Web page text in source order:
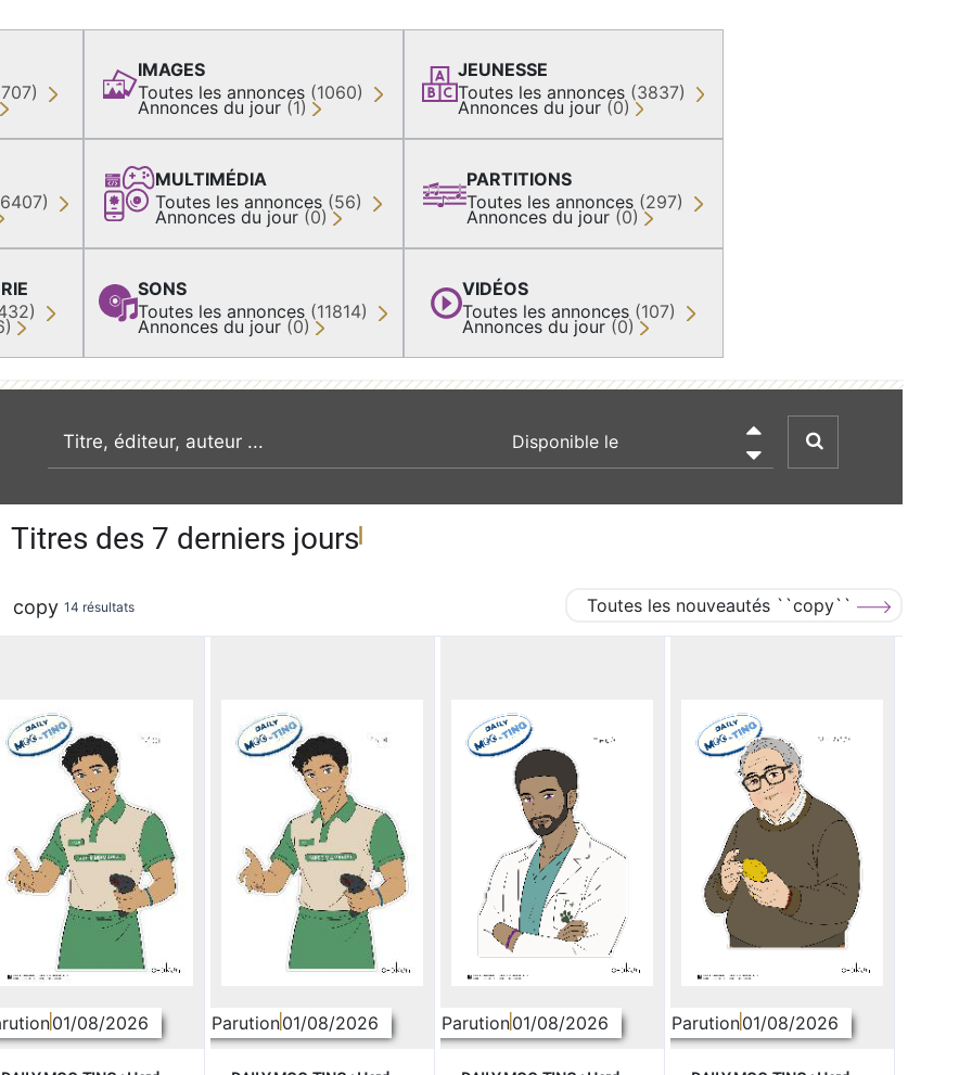
IMAGES
Toutes les annonces (1060)
Annonces du jour (1)
MULTIMÉDIA
Toutes les annonces (56)
Annonces du jour (0)
SONS
Toutes les annonces (11814)
Annonces du jour (0)
JEUNESSE
Toutes les annonces (3837)
Annonces du jour (0)
PARTITIONS
Toutes les annonces (297)
Annonces du jour (0)
VIDÉOS
Toutes les annonces (107)
Annonces du jour (0)
recherche par mot clé

Titres des 7 derniers jours
copy 14 résultats Toutes les nouveautés ``copy``
01/08/2026 Parution01/08/2026 Parution01/08/2026 Parution01/08/2026